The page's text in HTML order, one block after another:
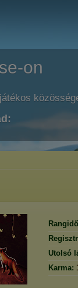
on
Utolsó
Karma: